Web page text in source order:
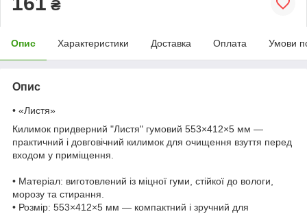
₴
Опис Характеристики Доставка Оплата Умови
Опис
• «Листя»
Килимок придверний "Листя" гумовий 553×412×5 мм —
практичний і довговічний килимок для очищення взуття перед
входом у приміщення.
• Матеріал: виготовлений із міцної гуми, стійкої до вологи,
морозу та стирання.
• Розмір: 553×412×5 мм — компактний і зручний для